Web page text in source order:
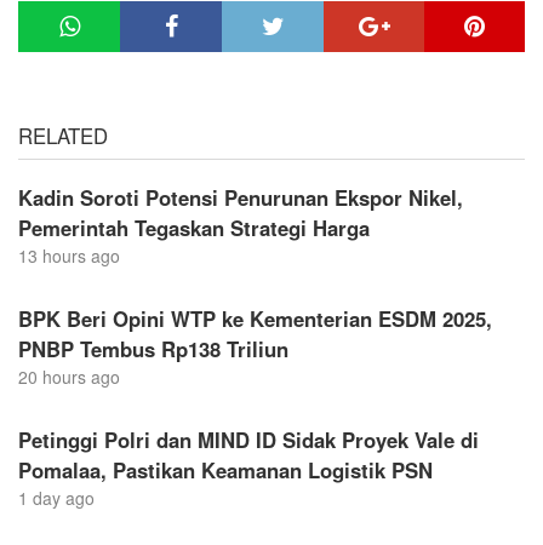
RELATED
Kadin Soroti Potensi Penurunan Ekspor Nikel,
Pemerintah Tegaskan Strategi Harga
13 hours ago
BPK Beri Opini WTP ke Kementerian ESDM 2025,
PNBP Tembus Rp138 Triliun
20 hours ago
Petinggi Polri dan MIND ID Sidak Proyek Vale di
Pomalaa, Pastikan Keamanan Logistik PSN
1 day ago